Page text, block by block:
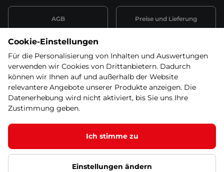
AGB Preise und Lieferung
Datenschutzerklärung
DSGVO
Wiederufsbelehrung mit Link
Batterieentsorgung
Informationen zu Elektro-
und Elektonikgeräten
Cookie-Einstellungen
Für die Personalisierung von Inhalten und Auswertungen
verwenden wir Cookies von Drittanbietern. Dadurch
können wir Ihnen auf und außerhalb der Website
relevantere Angebote unserer Produkte anzeigen. Die
Datenerhebung wird nicht aktiviert, bis Sie uns Ihre
Zustimmung geben.
Ich stimme zu
Einstellungen ändern